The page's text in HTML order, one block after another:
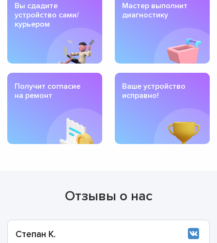
Вы сдадите
устройство сами/
курьером
Мастер выполнит
диагностику
Получит согласие
на ремонт
Ваше устройство
исправно!
Отзывы о нас
Степан К.